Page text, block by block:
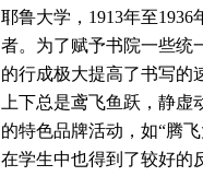
耶鲁大学，1913年至
者。为了赋予书院一些统
的行成极大提高了书写的
上下总是鸢飞鱼跃，静
的特色品牌活动，如“腾
在学生中也得到了较好的